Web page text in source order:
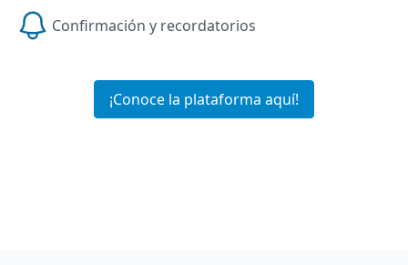
Confirmación y recordatorios
¡Conoce la plataforma aquí!